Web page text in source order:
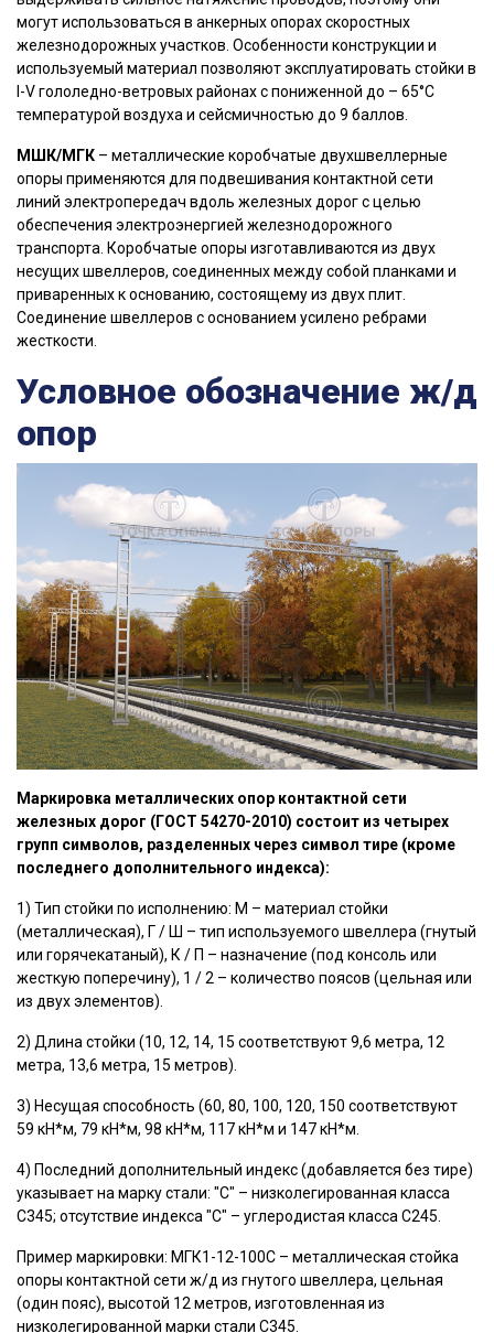
могут использоваться в анкерных опорах скоростных
железнодорожных участков. Особенности конструкции и
используемый материал позволяют эксплуатировать стойки в
I-V гололедно-ветровых районах с пониженной до – 65°С
температурой воздуха и сейсмичностью до 9 баллов.
МШК/МГК – металлические коробчатые двухшвеллерные
опоры применяются для подвешивания контактной сети
линий электропередач вдоль железных дорог с целью
обеспечения электроэнергией железнодорожного
транспорта. Коробчатые опоры изготавливаются из двух
несущих швеллеров, соединенных между собой планками и
приваренных к основанию, состоящему из двух плит.
Соединение швеллеров с основанием усилено ребрами
жесткости.
Условное обозначение ж/д
опор
Маркировка металлических опор контактной сети
железных дорог (ГОСТ 54270-2010) состоит из четырех
групп символов, разделенных через символ тире (кроме
последнего дополнительного индекса):
1) Тип стойки по исполнению: М – материал стойки
(металлическая), Г / Ш – тип используемого швеллера (гнутый
или горячекатаный), К / П – назначение (под консоль или
жесткую поперечину), 1 / 2 – количество поясов (цельная или
из двух элементов).
2) Длина стойки (10, 12, 14, 15 соответствуют 9,6 метра, 12
метра, 13,6 метра, 15 метров).
3) Несущая способность (60, 80, 100, 120, 150 соответствуют
59 кН*м, 79 кН*м, 98 кН*м, 117 кН*м и 147 кН*м.
4) Последний дополнительный индекс (добавляется без тире)
указывает на марку стали: "С" – низколегированная класса
С345; отсутствие индекса "С" – углеродистая класса С245.
Пример маркировки: МГК1-12-100С – металлическая стойка
опоры контактной сети ж/д из гнутого швеллера, цельная
(один пояс), высотой 12 метров, изготовленная из
низколегированной марки стали С345.